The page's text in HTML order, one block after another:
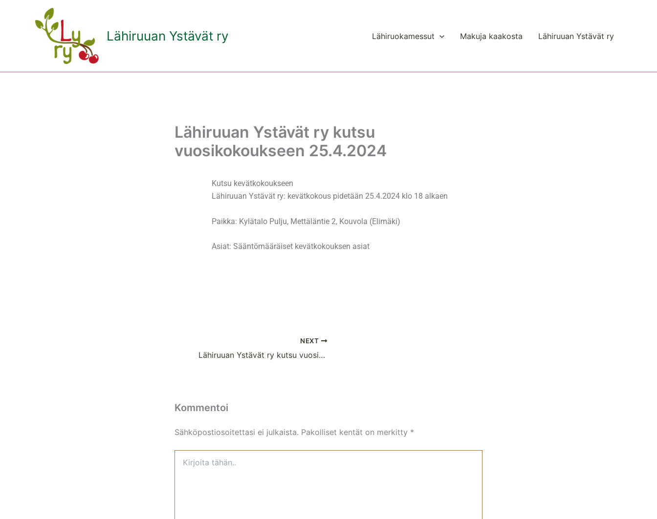
Lähiruuan Ystävät ry Lähiruokamessut Makuja kaakosta Lähiruuan Ystävät ry
Lähiruuan Ystävät ry kutsu
vuosikokoukseen 25.4.2024
Kutsu kevätkokoukseen
Lähiruuan Ystävät ry: kevätkokous pidetään 25.4.2024 klo 18 alkaen
Paikka: Kylätalo Pulju, Mettäläntie 2, Kouvola (Elimäki)
Asiat: Sääntömääräiset kevätkokouksen asiat
NEXT
Lähiruuan Ystävät ry kutsu vuosikokoukseen 8.4.2025
Kommentoi
Sähköpostiosoitettasi ei julkaista. Pakolliset kentät on merkitty *
tähän..